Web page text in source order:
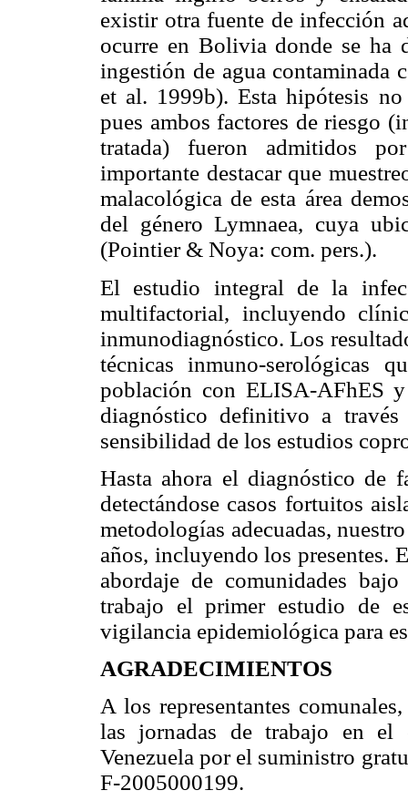
existir otra fuente de infección
ocurre en Bolivia donde se ha
ingestión de agua contaminada
et al. 1999b). Esta hipótesis
pues ambos factores de riesgo
tratada) fueron admitidos
importante destacar que
malacológica de esta área
del género Lymnaea, cuya
(Pointier & Noya: com. pers.).
El estudio integral de la
multifactorial, incluyendo
inmunodiagnóstico. Los
técnicas inmuno-serológicas
población con ELISA-AFhES
diagnóstico definitivo a
sensibilidad de los estudios
Hasta ahora el diagnóstico de
detectándose casos fortuitos
metodologías adecuadas,
años, incluyendo los presentes.
abordaje de comunidades
trabajo el primer estudio de
vigilancia epidemiológica para
AGRADECIMIENTOS
A los representantes
las jornadas de trabajo en el
Venezuela por el suministro
F-2005000199.